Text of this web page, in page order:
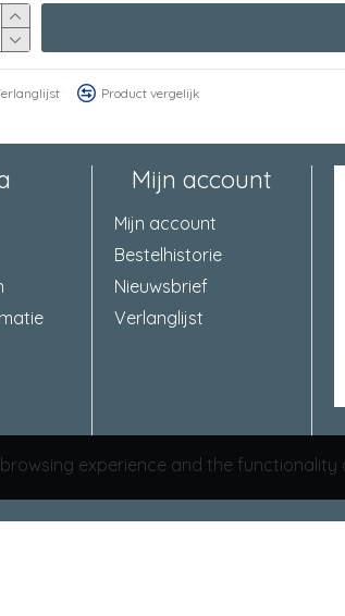
Product vergelijk
Mijn account
Mijn account
Bestelhistorie
Nieuwsbrief
Verlanglijst
experience and the functionality